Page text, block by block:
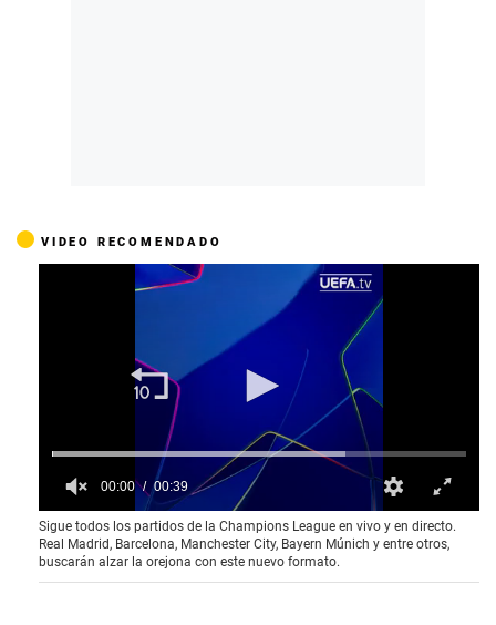
VIDEO RECOMENDADO
0
o
f
3
9
00:00 00:39
Sigue todos los partidos de la Champions League en vivo y en directo.
Real Madrid, Barcelona, Manchester City, Bayern Múnich y entre otros,
buscarán alzar la orejona con este nuevo formato.